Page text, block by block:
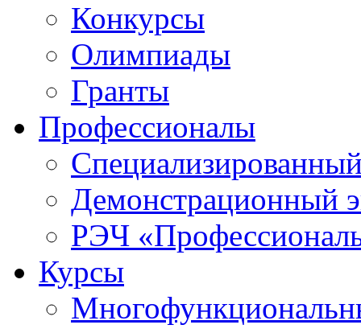
Конкурсы
Олимпиады
Гранты
Профессионалы
Демонстрационный
РЭЧ
Курсы